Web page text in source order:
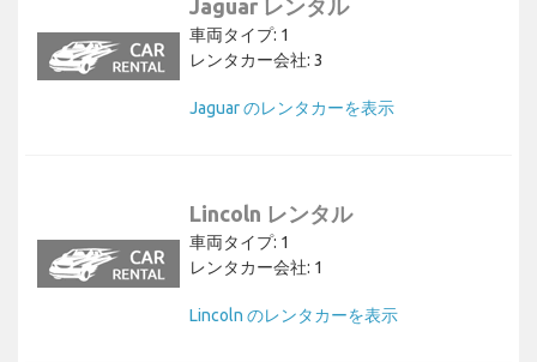
Jaguar レンタル
車両タイプ: 1
レンタカー会社: 3
Jaguar のレンタカーを表示
Lincoln レンタル
車両タイプ: 1
レンタカー会社: 1
Lincoln のレンタカーを表示